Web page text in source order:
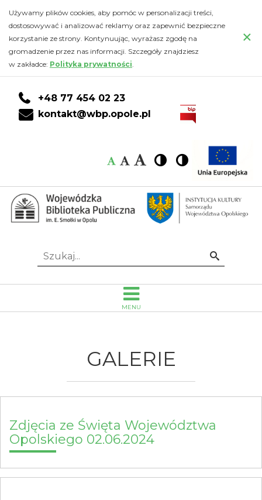
Galerie
zdjęć
Wojewódzka
Biblioteka
Emanuela
Smołki
Opolu
do
głównej
treści
DO
KONTA
CZYTELNIKA
DO
WYSZUKIWARKI
do
stopki
Używamy plików cookies, aby pomóc w personalizacji treści,
dostosowywać i analizować reklamy oraz zapewnić bezpieczne
korzystanie ze strony. Kontynuując, wyrażasz zgodę na
gromadzenie przez nas informacji. Szczegóły znajdziesz
w zakładce: Polityka prywatności.
×
+48 77 454 02 23
kontakt@wbp.opole.pl
Czcionka:
Czcionka
Czcionka
Czcionka
Wysoki
kontrast
Wysoki
kontrast
Idź
Szukaj...
MENU
GALERIE
Zdjęcia ze Święta Województwa
Opolskiego 02.06.2024